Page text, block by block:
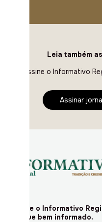
Leia também
Assine o Informativo
Assinar jornal
Assine o Informativo
e fique bem informado.